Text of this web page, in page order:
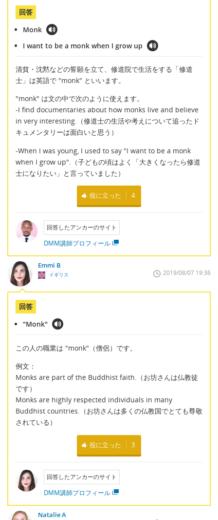
回答
Monk
I want to be a monk when I grow up
清貧・沈黙などの誓願を立て、修道院で生活をする「修道
士」は英語で "monk" といいます。
"monk" は文の中で次のように使えます。
-I find documentaries about how monks live and believe
in very interesting.（修道士の生活や考えについて追ったド
キュメンタリーは面白いと思う）
-When I was young, I used to say "I want to be a monk
when I grow up".（子どもの頃はよく「大きくなったら修道
士になりたい」と言っていました）
役に立った 4
回答したアンカーのサイト
DMM講師プロフィール
Emmi B
イギリス 2019/08/07 19:36
回答
"Monk"
この人の職業は "monk"（僧侶）です。
例文：
Monks are part of the Buddhist faith.（お坊さんは仏教徒
です）
Monks are highly respected individuals in many
Buddhist countries.（お坊さんは多くの仏教国でとても尊敬
されている）
役に立った 3
回答したアンカーのサイト
DMM講師プロフィール
Natalie A